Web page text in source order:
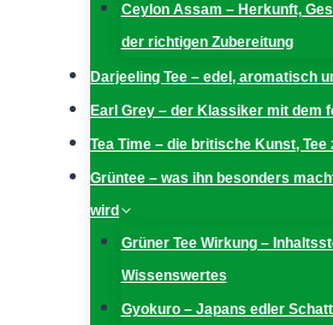
Ceylon Assam – Herkunft,
der richtigen Zubereitung
Darjeeling Tee – edel, aromatisch
Earl Grey – der Klassiker mit dem
Tea Time – die britische Kunst, Tee
Grüntee – was ihn besonders
wird
Grüner Tee Wirkung –
Wissenswertes
Gyokuro – Japans edler